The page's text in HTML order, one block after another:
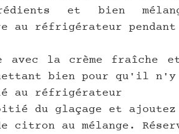
et bien
au réfrigérateur pendant
avec la crème fraîche
bien pour qu'il
au réfrigérateur
du glaçage et ajoutez
citron au mélange.